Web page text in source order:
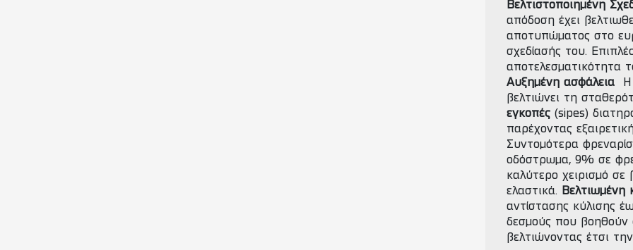
Βελτιστοποιημένη
απόδοση έχει
αποτυπώματος στο
σχεδίασής του.
αποτελεσματικότητα
Αυξημένη ασφάλεια
Η
βελτιώνει τη
εγκοπές(sipes)
παρέχοντας
Συντομότερα
οδόστρωμα, 9% σε
καλύτερο χειρισμό
ελαστικά.
Βελτιωμένη
αντίστασης κύλισης
δεσμούς που βοηθούν
βελτιώνοντας έτσι